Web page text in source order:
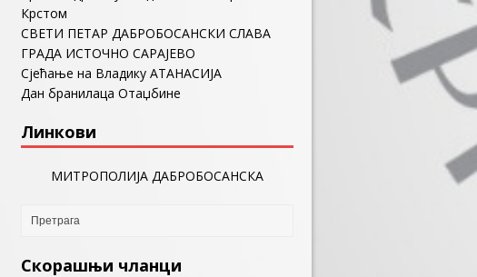
Крстом
СВЕТИ ПЕТАР ДАБРОБОСАНСКИ СЛАВА
ГРАДА ИСТОЧНО САРАЈЕВО
Сјећање на Владику АТАНАСИЈА
Дан бранилаца Отаџбине
Линкови
МИТРОПОЛИЈА ДАБРОБОСАНСКА
Скорашњи чланци